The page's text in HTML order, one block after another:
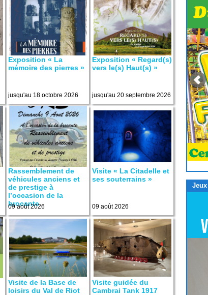
Exposition « La
mémoire des pierres »
jusqu'au 18 octobre 2026
Exposition « Regard(s)
vers le(s) Haut(s) »
jusqu'au 20 septembre 2026
Rassemblement de
véhicules anciens et
de prestige à
l’occasion de la
brocante
09 août 2026
Visite « La Citadelle et
ses souterrains »
09 août 2026
Visite de la Base de
loisirs du Val de Riot
Visite guidée du
Cambrai Tank 1917
Jeux